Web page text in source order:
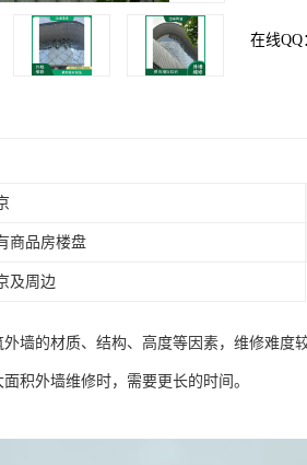
在线QQ
商品房楼盘
及周边
墙的材质、结构、高度等因素，维修难
积外墙维修时，需要更长的时间。